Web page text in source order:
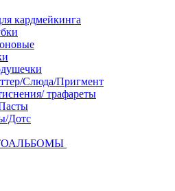
кардмейкинга
Слюда/Пригмент
трафареты
Дотс